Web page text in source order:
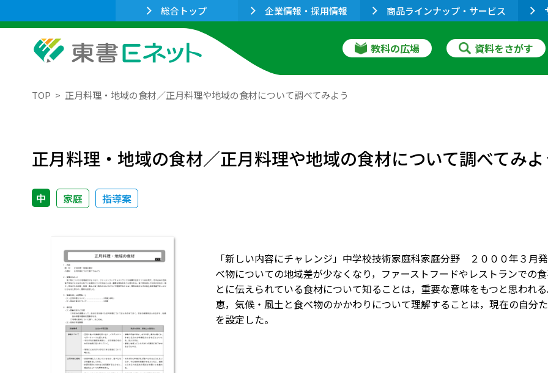
総合トップ 企業情報・採用情報 商品ラインナップ・サービス
教科の広場 資料をさがす
TOP 正月料理・地域の食材／正月料理や地域の食材について調べてみよう
正月料理・地域の食材／正月料理や地域の食材について調べてみよ
中 家庭 指導案
「新しい内容にチャレンジ」中学校技術家庭科家庭分野 ２０００年３月
べ物についての地域差が少なくなり，ファーストフードやレストランでの
とに伝えられている食材について知ることは，重要な意味をもつと思われ
恵，気候・風土と食べ物のかかわりについて理解することは，現在の自分
を設定した。